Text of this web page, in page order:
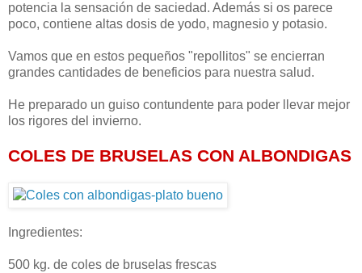
potencia la sensación de saciedad. Además si os parece
poco, contiene altas dosis de yodo, magnesio y potasio.
Vamos que en estos pequeños "repollitos" se encierran
grandes cantidades de beneficios para nuestra salud.
He preparado un guiso contundente para poder llevar mejor
los rigores del invierno.
COLES DE BRUSELAS CON ALBONDIGAS
Ingredientes:
500 kg. de coles de bruselas frescas